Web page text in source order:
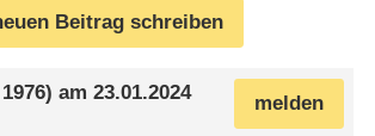
Beitrag schreiben
melden
am23.01.2024